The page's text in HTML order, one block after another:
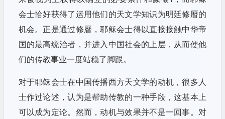
会士恰好获得了运用他们的天文学知识为明廷修曆的
机会。正是通过修曆，耶稣会士得以直接接触中华帝
国的最高统治者，并进入中国社会的上层，从而使他
们的传教事业一度站稳了脚跟。
对于耶稣会士在中国传播西方天文学的动机，很多人
士作过论述，认为是帮助传教的一种手段，这基本上
可以成为定论。然而，动机与效果并不是一回事。对